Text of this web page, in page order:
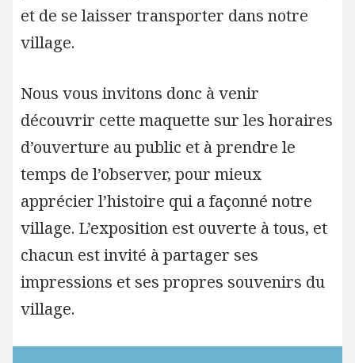
et de se laisser transporter dans notre
village.
Nous vous invitons donc à venir
découvrir cette maquette sur les horaires
d’ouverture au public et à prendre le
temps de l’observer, pour mieux
apprécier l’histoire qui a façonné notre
village. L’exposition est ouverte à tous, et
chacun est invité à partager ses
impressions et ses propres souvenirs du
village.